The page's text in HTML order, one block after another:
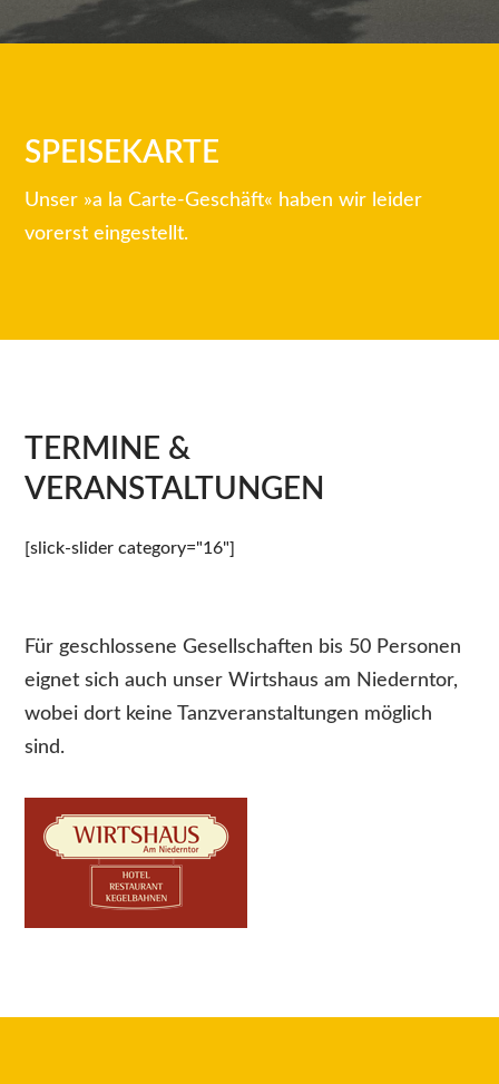
SPEISEKARTE
Unser »a la Carte-Geschäft« haben wir leider
vorerst eingestellt.
TERMINE &
VERANSTALTUNGEN
[slick-slider category="16"]
Für geschlossene Gesellschaften bis 50 Personen
eignet sich auch unser Wirtshaus am Niederntor,
wobei dort keine Tanzveranstaltungen möglich
sind.